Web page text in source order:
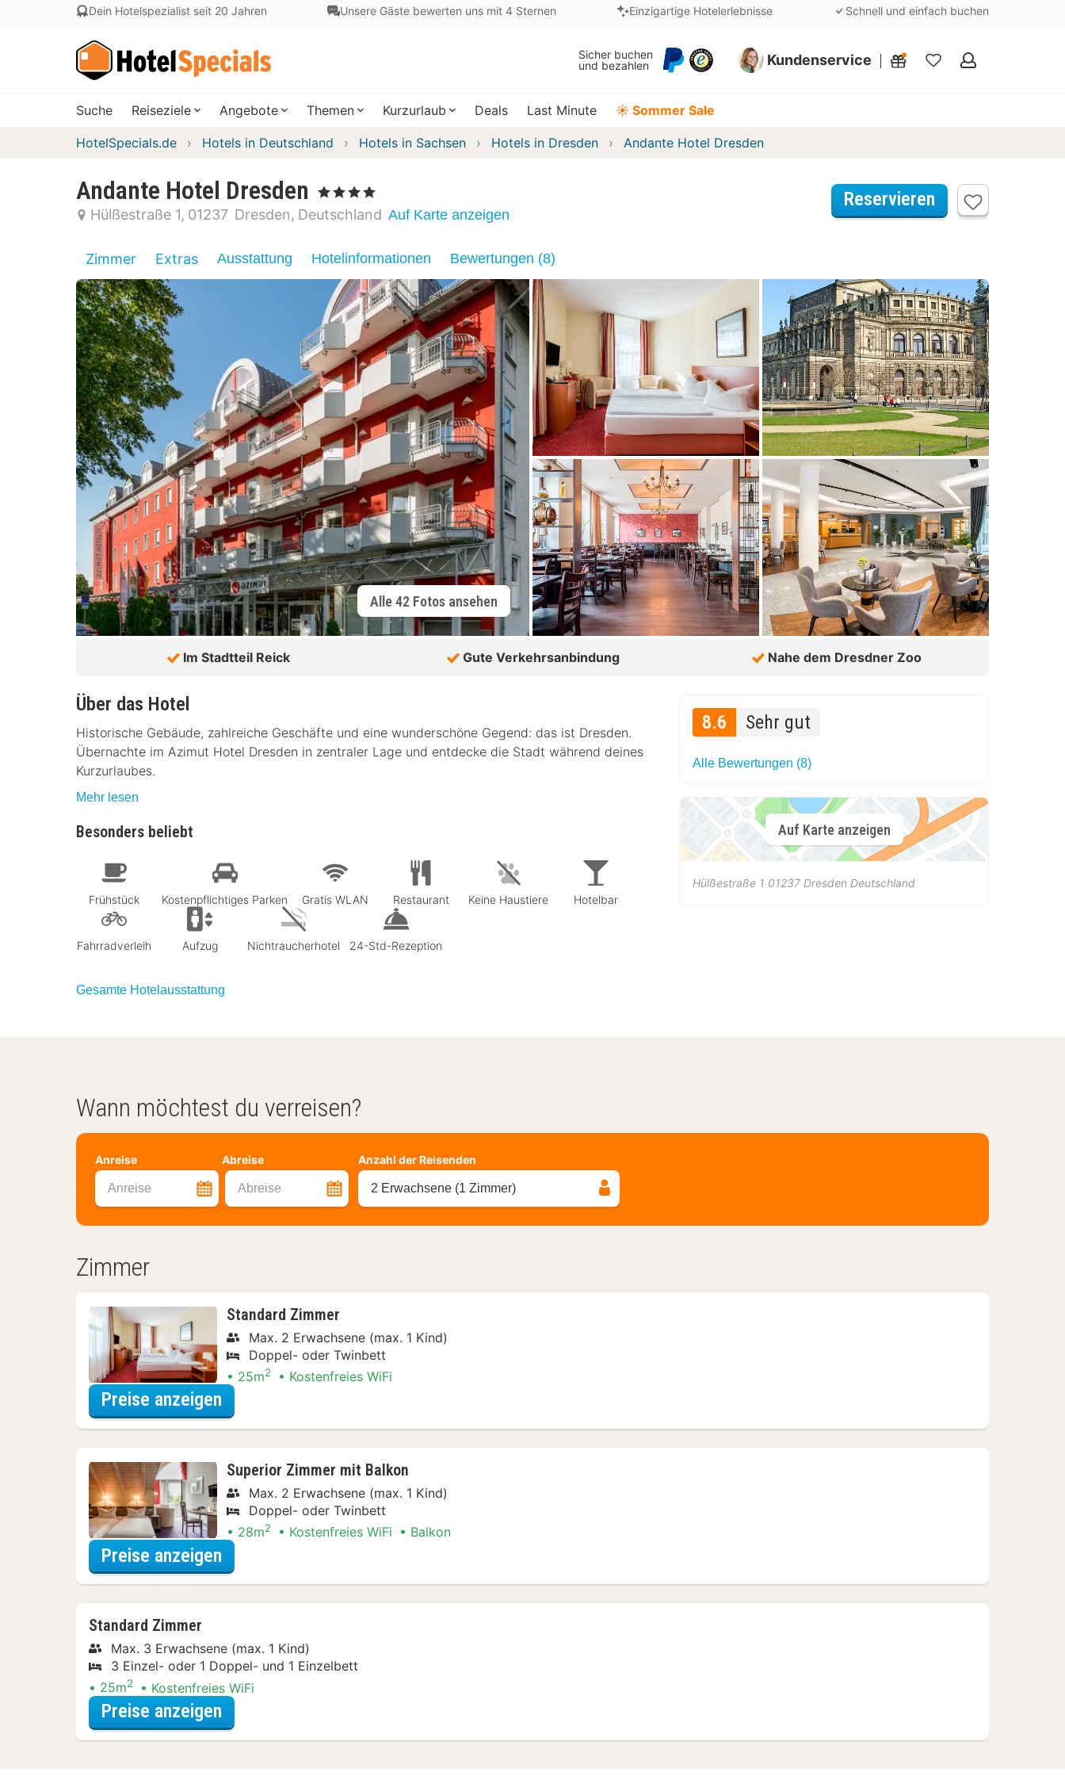
Dein Hotelspezialist seit 20 Jahren Unsere Gäste bewerten uns mit 4 Sternen Einzigartige Hotelerlebnisse Schnell und einfach buchen
Sicher buchen
und bezahlen
Kundenservice
Meine
Suche Reiseziele Angebote Themen Kurzurlaub Deals Last Minute ☀️ Sommer Sale
HotelSpecials.de Hotels in Deutschland Hotels in Sachsen Hotels in Dresden Andante Hotel Dresden
Andante Hotel Dresden , 4 Sterne
Hülßestraße 1 01237 Dresden Deutschland Auf Karte anzeigen
Reservieren
Zimmer Extras Ausstattung Hotelinformationen Bewertungen (8)
Alle 42 Fotos ansehen
Im Stadtteil Reick Gute Verkehrsanbindung Nahe dem Dresdner Zoo
Über das Hotel
Historische Gebäude, zahlreiche Geschäfte und eine wunderschöne Gegend: das ist Dresden.
Übernachte im Azimut Hotel Dresden in zentraler Lage und entdecke die Stadt während deines
Kurzurlaubes.
Mehr lesen
Besonders beliebt
Frühstück Kostenpflichtiges Parken Gratis WLAN Restaurant Keine Haustiere Hotelbar
Fahrradverleih Aufzug Nichtraucherhotel 24-Std-Rezeption
Gesamte Hotelausstattung
8.6 Sehr gut
Alle Bewertungen (8)
Auf Karte anzeigen
Hülßestraße 1 01237 Dresden Deutschland
Wann möchtest du verreisen?
Anreise Abreise
Anreise Abreise
Anzahl der Reisenden
2 Erwachsene (1 Zimmer)
Zimmer
Standard Zimmer
Max. 2 Erwachsene (max. 1 Kind)
Doppel- oder Twinbett
25m2 Kostenfreies WiFi
Preise anzeigen
Superior Zimmer mit Balkon
Max. 2 Erwachsene (max. 1 Kind)
Doppel- oder Twinbett
28m2 Kostenfreies WiFi Balkon
Preise anzeigen
Standard Zimmer
Max. 3 Erwachsene (max. 1 Kind)
3 Einzel- oder 1 Doppel- und 1 Einzelbett
25m2 Kostenfreies WiFi
Preise anzeigen